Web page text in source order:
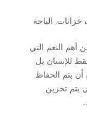
خزانات, الباحة
أهم النعم التي
للإنسان بل
يتم الحفاظ
يتم تخزين